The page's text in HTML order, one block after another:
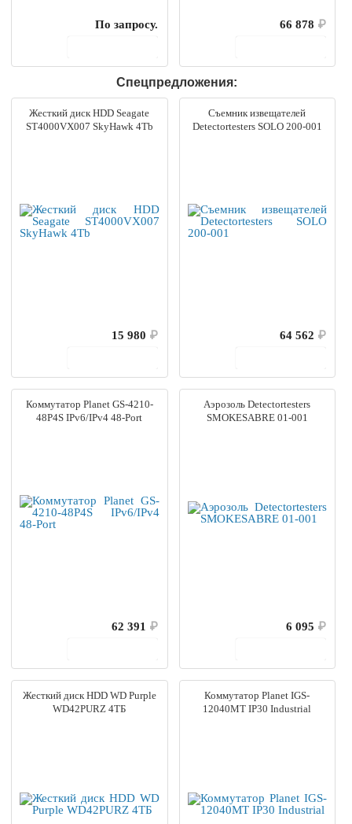
По запросу.
66 878 ₽
Спецпредложения:
Жесткий диск HDD Seagate
ST4000VX007 SkyHawk 4Tb
15 980 ₽
Съемник извещателей
Detectortesters SOLO 200-001
64 562 ₽
Коммутатор Planet GS-4210-
48P4S IPv6/IPv4 48-Port
62 391 ₽
Аэрозоль Detectortesters
SMOKESABRE 01-001
6 095 ₽
Жесткий диск HDD WD Purple
WD42PURZ 4ТБ
Коммутатор Planet IGS-
12040MT IP30 Industrial